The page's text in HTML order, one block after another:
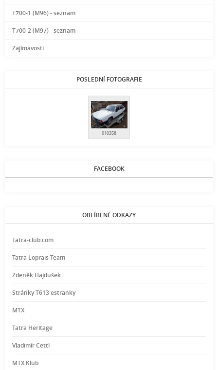
T700-1 (M96) - seznam
T700-2 (M97) - seznam
Zajímavosti
POSLEDNÍ FOTOGRAFIE
010358
FACEBOOK
OBLÍBENÉ ODKAZY
Tatra-club.com
Tatra Loprais Team
Zdeněk Hajdušek
Stránky T613 estranky
MTX
Tatra Heritage
Vladimír Cettl
MTX Klub